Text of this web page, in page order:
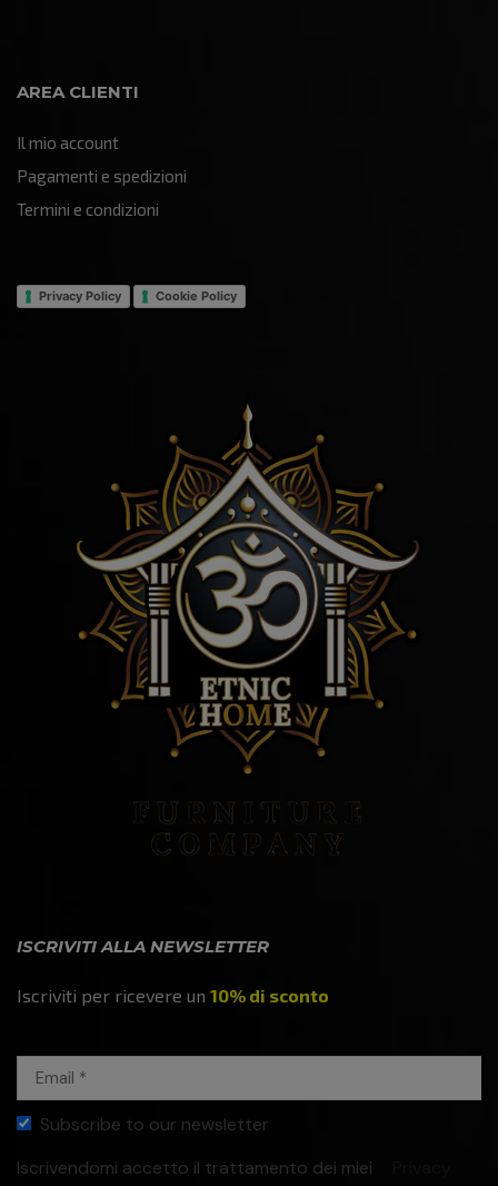
AREA CLIENTI
Il mio account
Pagamenti e spedizioni
Termini e condizioni
Privacy Policy Cookie Policy
ISCRIVITI ALLA NEWSLETTER
Iscriviti per ricevere un 10% di sconto
Subscribe to our newsletter
Iscrivendomi accetto il trattamento dei miei